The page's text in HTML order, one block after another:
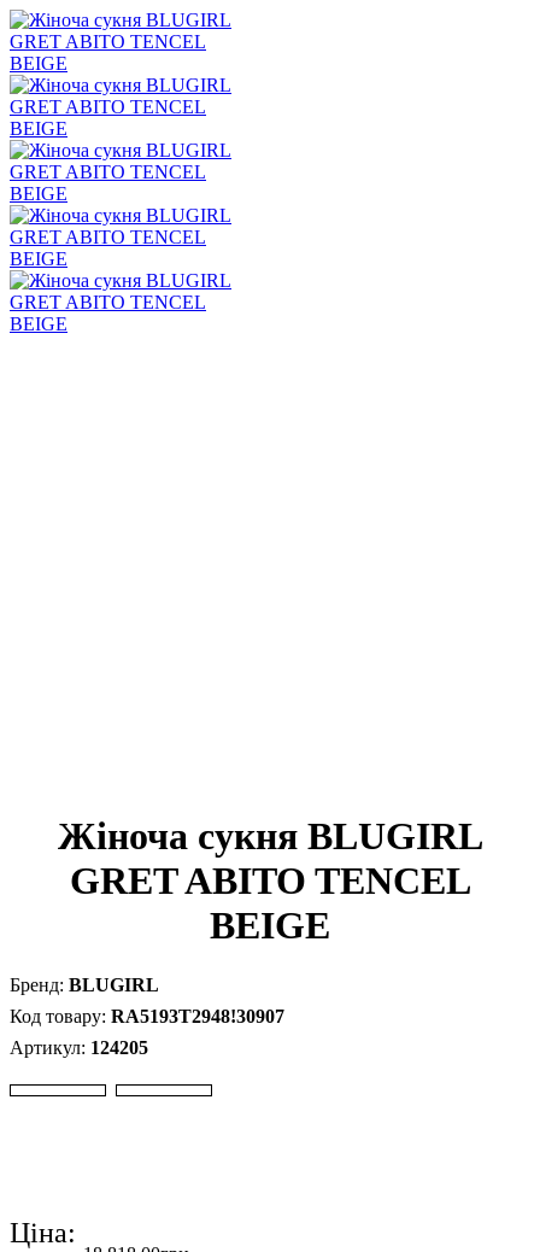
Жіноча сукня BLUGIRL
GRET ABITO TENCEL
BEIGE
BLUGIRL
RA5193T2948!30907
124205
Ціна: